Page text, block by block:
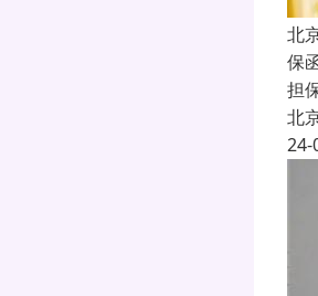
北
保
担
北
24-